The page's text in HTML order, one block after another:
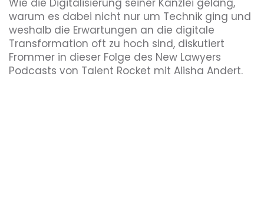
warum es dabei nicht nur um Technik ging und
weshalb die Erwartungen an die digitale
Transformation oft zu hoch sind, diskutiert
Frommer in dieser Folge des New Lawyers
Podcasts von Talent Rocket mit Alisha Andert.